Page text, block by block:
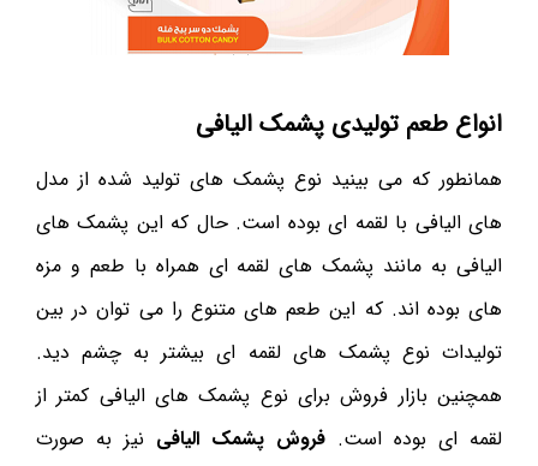
انواع طعم تولیدی پشمک الیافی
همانطور که می بینید نوع پشمک های تولید شده از مدل
های الیافی با لقمه ای بوده است. حال که این پشمک های
الیافی به مانند پشمک های لقمه ای همراه با طعم و مزه
های بوده اند. که این طعم های متنوع را می توان در بین
تولیدات نوع پشمک های لقمه ای بیشتر به چشم دید.
همچنین بازار فروش برای نوع پشمک های الیافی کمتر از
لقمه ای بوده است. فروش پشمک الیافی نیز به صورت